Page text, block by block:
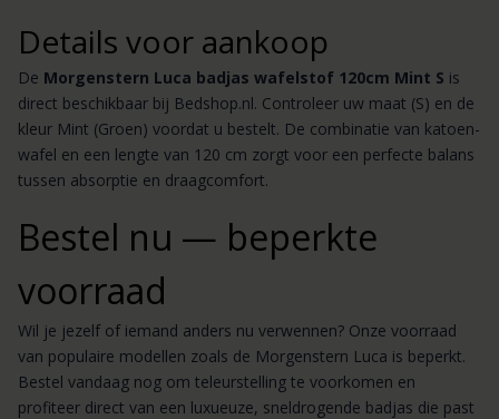
Details voor aankoop
De Morgenstern Luca badjas wafelstof 120cm Mint S is
direct beschikbaar bij Bedshop.nl. Controleer uw maat (S) en de
kleur Mint (Groen) voordat u bestelt. De combinatie van katoen-
wafel en een lengte van 120 cm zorgt voor een perfecte balans
tussen absorptie en draagcomfort.
Bestel nu — beperkte
voorraad
Wil je jezelf of iemand anders nu verwennen? Onze voorraad
van populaire modellen zoals de Morgenstern Luca is beperkt.
Bestel vandaag nog om teleurstelling te voorkomen en
profiteer direct van een luxueuze, sneldrogende badjas die past